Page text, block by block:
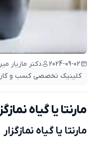
2024-09-02 دکتر مازیار میر
2 دیدگاه
کلینیک تخصصی کسب و کار
مارنتا یا گیاه نمازگزار Maranta
مارنتا یا گیاه نمازگزار